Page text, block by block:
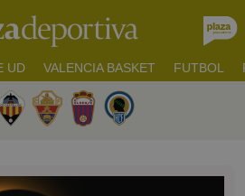
UD VALENCIA BASKET FUTBOL